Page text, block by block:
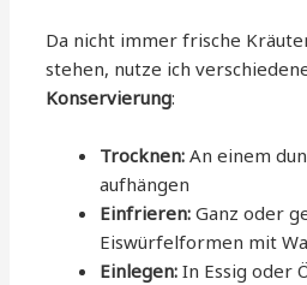
Da nicht immer frische
stehen, nutze ich
Konservierung:
Trocknen: An einem
aufhängen
Einfrieren: Ganz oder
Eiswürfelformen mit
Einlegen: In Essig oder